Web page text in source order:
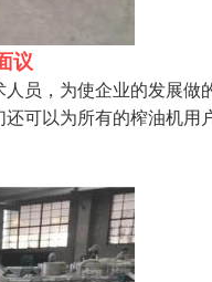
议
员，为使企业的发展
可以为所有的榨油机